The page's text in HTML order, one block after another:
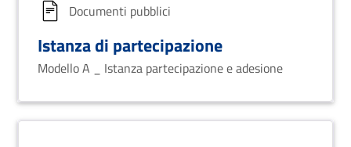
Documenti pubblici
Istanza di partecipazione
Modello A _ Istanza partecipazione e adesione